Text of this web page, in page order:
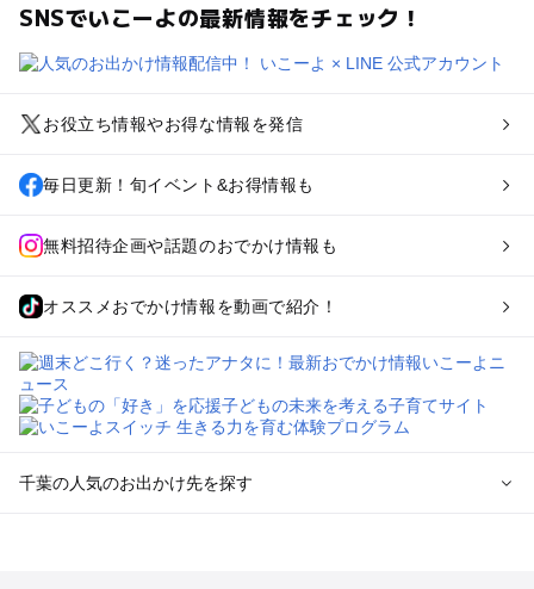
SNSでいこーよの最新情報をチェック！
お役立ち情報やお得な情報を発信
毎日更新！旬イベント&お得情報も
無料招待企画や話題のおでかけ情報も
オススメおでかけ情報を動画で紹介！
千葉の人気のお出かけ先を探す